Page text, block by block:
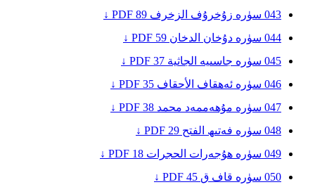
043 سۈرە زۇخرۇف الزخرف 89
PDF ↓
044 سۈرە دۇخان الدخان 59
PDF ↓
045 سۈرە جاسىيە الجاثية 37
PDF ↓
046 سۈرە ئەھقاف الأحقاف 35
PDF ↓
047 سۈرە مۇھەممەد محمد 38
PDF ↓
048 سۈرە فەتىھ الفتح 29
PDF ↓
049 سۈرە ھۇجەرات الحجرات 18
PDF ↓
050 سۈرە قاف ق 45
PDF ↓